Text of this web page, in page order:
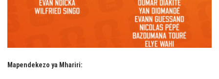
Mapendekezo ya Mhariri: